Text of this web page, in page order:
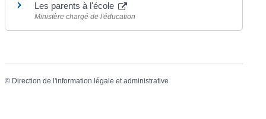
Les parents à l'école
Ministère chargé de l'éducation
© Direction de l'information légale et administrative